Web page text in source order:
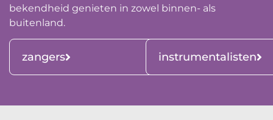
bekendheid genieten in zowel binnen- als
buitenland.
zangers instrumentalisten